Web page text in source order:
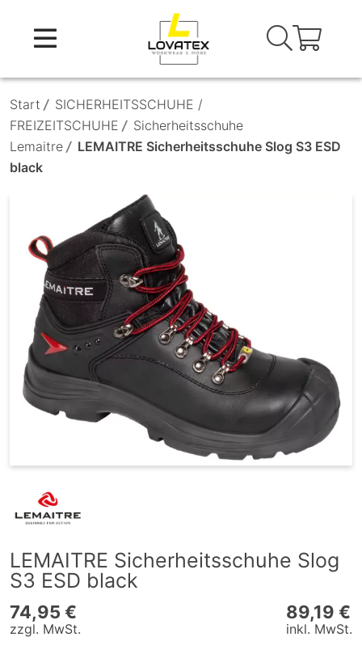
content
Start / SICHERHEITSSCHUHE /
FREIZEITSCHUHE / Sicherheitsschuhe
Lemaitre / LEMAITRE Sicherheitsschuhe Slog S3 ESD
black
LEMAITRE Sicherheitsschuhe Slog
S3 ESD black
74,95 €
zzgl. MwSt.
89,19 €
inkl. MwSt.